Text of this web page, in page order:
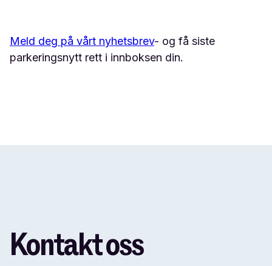
Meld deg på vårt nyhetsbrev- og få siste
parkeringsnytt rett i innboksen din.
Kontakt oss